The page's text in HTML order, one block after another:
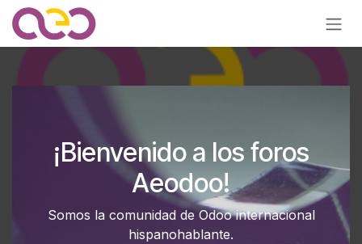
Ir al contenido
¡Bienvenido a los foros
Aeodoo!
Somos la comunidad de Odoo internacional
hispanohablante.